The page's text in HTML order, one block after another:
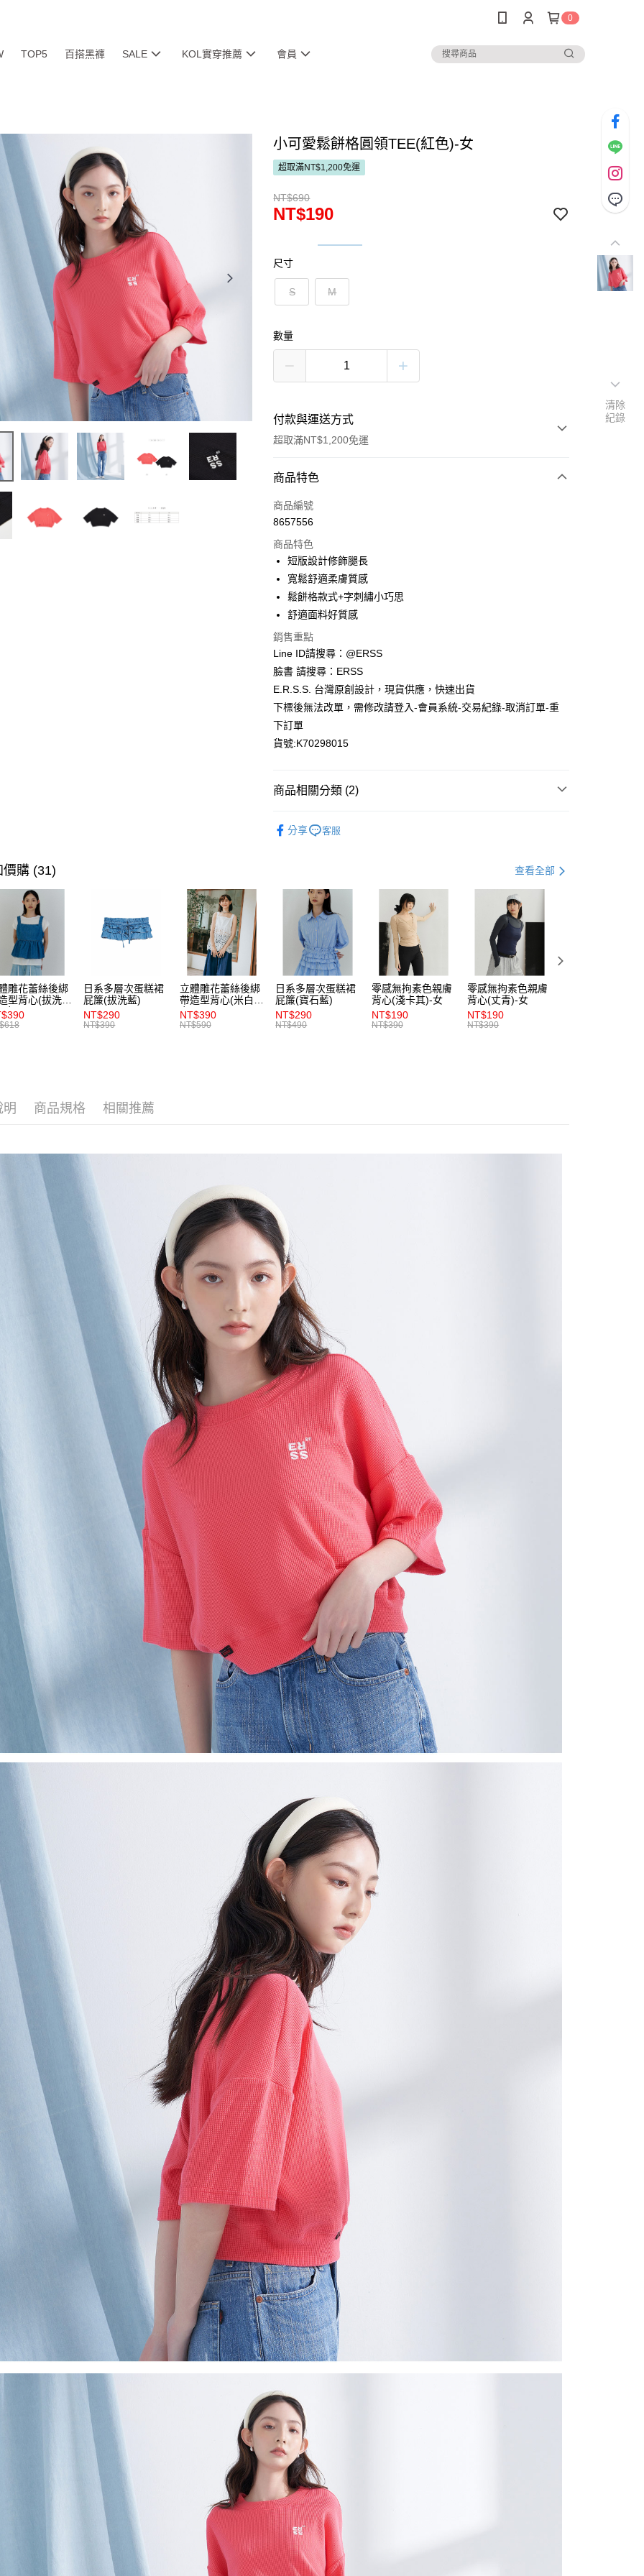
0
TOP5 百搭黑褲 SALE KOL實穿推薦 會員
小可愛鬆餅格圓領TEE(紅色)-女
超取滿NT$1,200免運
NT$690
NT$190
尺寸
S M
數量
付款與運送方式
超取滿NT$1,200免運
付款方式
信用卡一次付款
LINE Pay
Apple Pay
街口支付
悠遊付
相關說明
【關於「AFTEE先享後付」】
AFTEE先享後付是「在收到商品之後才付款」的支付方式。 讓您購物簡單
便利好安心！
１．簡單：不需註冊會員、不需綁卡、不需儲值。
２．便利：只要手機號碼，簡訊認證，即可結帳。
【「AFTEE先享後付」結帳流程】
１．於結帳方式選擇「AFTEE先享後付」後，將跳轉至「AFTEE先享後
２．訂單成立數日內，您將收到繳費通知簡訊。
３．收到繳費通知簡訊後14天內，點擊此簡訊中的連結，可透過四大超商
絡購買商品的店家。未經商家同意取消之訂單仍視為有效，需透過AFTEE
先享後付繳納相關費用。
※ 交易是否成功請以「AFTEE先享後付 」之結帳頁面顯示為準，若有關於
是否繳費成功／繳費後需取消欲退款等相關疑問，請聯繫「AFTEE先享後
付客戶支援中心」
https://netprotections.freshdesk.com/support/home
【注意事項】
１．透過由恩沛科技股份有限公司提供之「AFTEE先享後付」服務完成之
交易，需依本服務之必要範圍內提供個人資料，並將交易相關給付款項請
求債權轉讓予恩沛科技股份有限公司。
２．關於個人資料處理事宜，請瀏覽以下網址：
https://aftee.tw/terms/#terms3
３．未成年的使用者請事先徵得法定代理人或監護人之同意方可使用
ATM付款
運送方式
每筆NT$80，滿NT$1,200(含以上)免運費
付款後全家取貨
每筆NT$80，滿NT$1,200(含以上)免運費
付款後萊爾富取貨
每筆NT$80，滿NT$1,200(含以上)免運費
7-11取貨付款
每筆NT$80，滿NT$1,200(含以上)免運費
付款後7-11取貨
每筆NT$80，滿NT$1,200(含以上)免運費
商品特色
商品編號
8657556
商品特色
短版設計修飾腿長
寬鬆舒適柔膚質感
鬆餅格款式+字刺繡小巧思
舒適面料好質感
銷售重點
Line ID請搜尋：@ERSS
臉書 請搜尋：ERSS
E.R.S.S. 台灣原創設計，現貨供應，快速出貨
下標後無法改單，需修改請登入-會員系統-交易紀錄-取消訂單-重
下訂單
貨號:K70298015
商品相關分類 (2)
分享 客服
價購 (31) 查看全部
雕花蕾絲後綁
型背心(拔洗
女
日系多層次蛋糕裙
屁簾(拔洗藍)
NT$290
NT$390
立體雕花蕾絲後綁
帶造型背心(米白)-
女
NT$390
NT$590
日系多層次蛋糕裙
屁簾(寶石藍)
NT$290
NT$490
零感無拘素色親膚
背心(淺卡其)-女
NT$190
NT$390
零感無拘素色親膚
背心(丈青)-女
NT$190
NT$390
明 商品規格 相關推薦
清除
紀錄